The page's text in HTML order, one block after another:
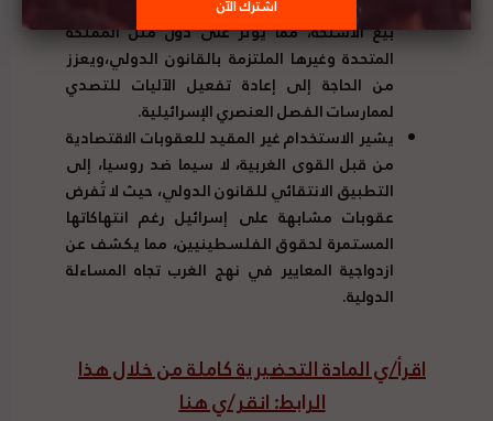
كالفصل العنصري أن يعزز التحديات القانونية ضد
بيع الأسلحة، مما يؤثر على دول مثل المملكة
المتحدة وغيرها الملتزمة بالقانون الدولي،ويعزز
من الحاجة إلى إعادة تفعيل الآليات للتصدي
لممارسات الفصل العنصري الإسرائيلية.
يشير الاستخدام غير المقيد للعقوبات الاقتصادية
من قبل القوى الغربية، لا سيما ضد روسيا، إلى
التطبيق الانتقائي للقانون الدولي، حيث لا تُفرض
عقوبات مشابهة على إسرائيل رغم انتهاكاتها
المستمرة لحقوق الفلسطينيين، مما يكشف عن
ازدواجية المعايير في نهج الغرب تجاه المساءلة
الدولية.
اقرأ/ي المادة التحضيرية كاملة من خلال هذا
الرابط: انقر/ي هنا